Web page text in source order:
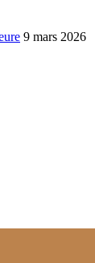
9 mars 2026